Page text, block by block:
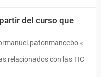
del curso que
«
relacionados con las TIC